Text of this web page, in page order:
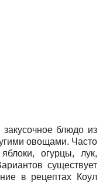
блюдо из
овощами. Часто
огурцы, лук,
существует
в рецептах Коул